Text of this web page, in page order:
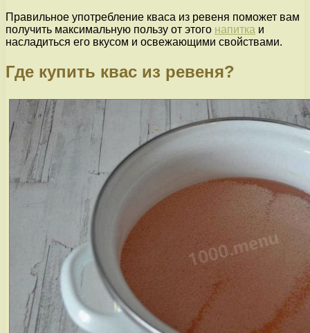
Правильное употребление кваса из ревеня поможет вам
получить максимальную пользу от этого напитка и
насладиться его вкусом и освежающими свойствами.
Где купить квас из ревеня?